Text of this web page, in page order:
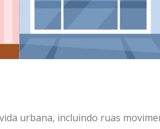
urbana, incluindo ruas